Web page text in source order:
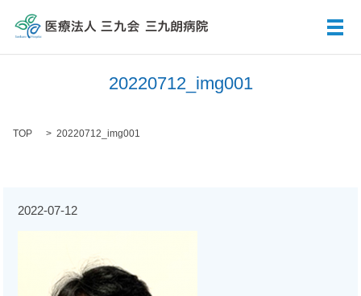
メ
20220712_img001
TOP 20220712_img001
2022-07-12